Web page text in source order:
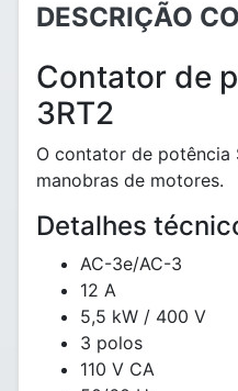
DESCRIÇÃO
Contator de
3RT2
O contator de potência
manobras de motores.
Detalhes
AC-3e/AC-3
12 A
5,5 kW / 400 V
3 polos
110 V CA